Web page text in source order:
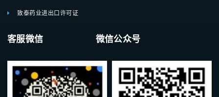
致泰药业进出口许可证
客服微信 微信公众号